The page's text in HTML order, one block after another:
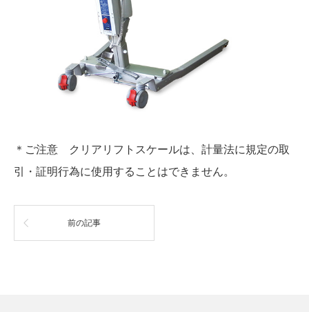
＊ご注意 クリアリフトスケールは、計量法に規定の取
引・証明行為に使用することはできません。
前の記事